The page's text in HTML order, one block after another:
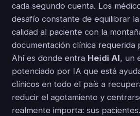
cada segundo cuenta. Los
desafío constante de equilibrar
calidad al paciente con la
documentación clínica requerida
Ahí es donde entra Heidi AI, un
potenciado por IA que está
clínicos en todo el país a
reducir el agotamiento y
realmente importa: sus pacientes.